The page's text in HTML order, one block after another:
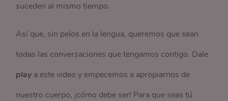
suceden al mismo tiempo.
Así que, sin pelos en la lengua, queremos que sean
todas las conversaciones que tengamos contigo. Dale
play a este video y empecemos a apropiarnos de
nuestro cuerpo, ¡cómo debe ser! Para que seas tú